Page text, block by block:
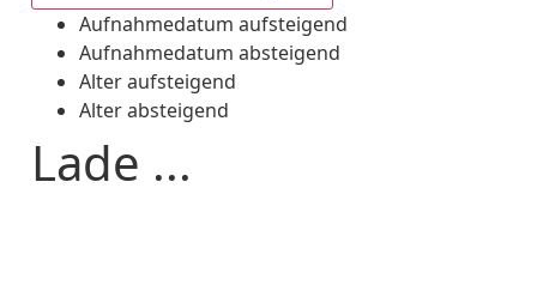
Aufnahmedatum aufsteigend
Aufnahmedatum absteigend
Alter aufsteigend
Alter absteigend
Lade ...